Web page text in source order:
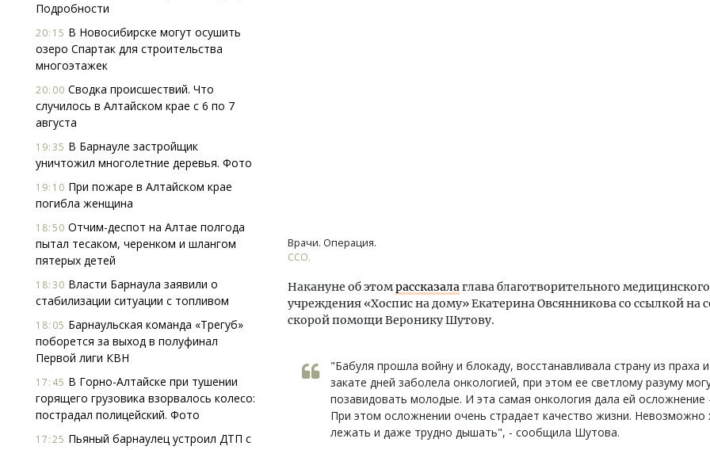
Подробности
20:15 В Новосибирске могут осушить
озеро Спартак для строительства
многоэтажек
20:00 Сводка происшествий. Что
случилось в Алтайском крае с 6 по 7
августа
19:35 В Барнауле застройщик
уничтожил многолетние деревья. Фото
19:10 При пожаре в Алтайском крае
погибла женщина
18:50 Отчим-деспот на Алтае полгода
пытал тесаком, черенком и шлангом
пятерых детей
18:30 Власти Барнаула заявили о
стабилизации ситуации с топливом
18:05 Барнаульская команда «Трегуб»
поборется за выход в полуфинал
Первой лиги КВН
17:45 В Горно-Алтайске при тушении
горящего грузовика взорвалось колесо:
пострадал полицейский. Фото
17:25 Пьяный барнаулец устроил ДТП с
Врачи. Операция.
CCO.
Накануне об этомрассказалаглава благотворительного медицинского
учреждения «Хоспис на дому» Екатерина Овсянникова со ссылкой на
скорой помощи Веронику Шутову.
"Бабуля прошла войну и блокаду, восстанавливала страну из праха
закате дней заболела онкологией, при этом ее светлому разуму
позавидовать молодые. И эта самая онкология дала ей осложнение
При этом осложнении очень страдает качество жизни. Невозможно
лежать и даже трудно дышать", - сообщила Шутова.